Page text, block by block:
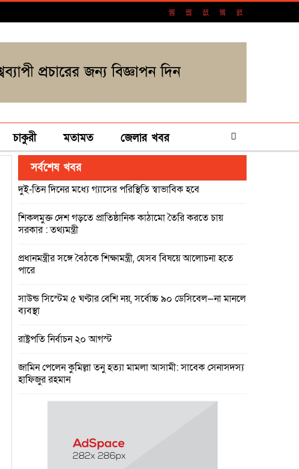
চাকুরী মতামত জেলার খবর
সর্বশেষ খবর
দুই-তিন দিনের মধ্যে গ্যাসের পরিস্থিতি স্বাভাবিক হবে
শিকলমুক্ত দেশ গড়তে প্রাতিষ্ঠানিক কাঠামো তৈরি করতে চায়
সরকার : তথ্যমন্ত্রী
প্রধানমন্ত্রীর সঙ্গে বৈঠকে শিক্ষামন্ত্রী, যেসব বিষয়ে আলোচনা হতে
পারে
সাউন্ড সিস্টেম ৫ ঘণ্টার বেশি নয়, সর্বোচ্চ ৯০ ডেসিবেল—না মানলে
ব্যবস্থা
রাষ্ট্রপতি নির্বাচন ২০ আগস্ট
জামিন পেলেন কুমিল্লা তনু হত্যা মামলা আসামী: সাবেক সেনাসদস্য
হাফিজুর রহমান
সরকারের নয়, রাষ্ট্রের বিরুদ্ধে বলা অপরাধ : তথ্যমন্ত্রী